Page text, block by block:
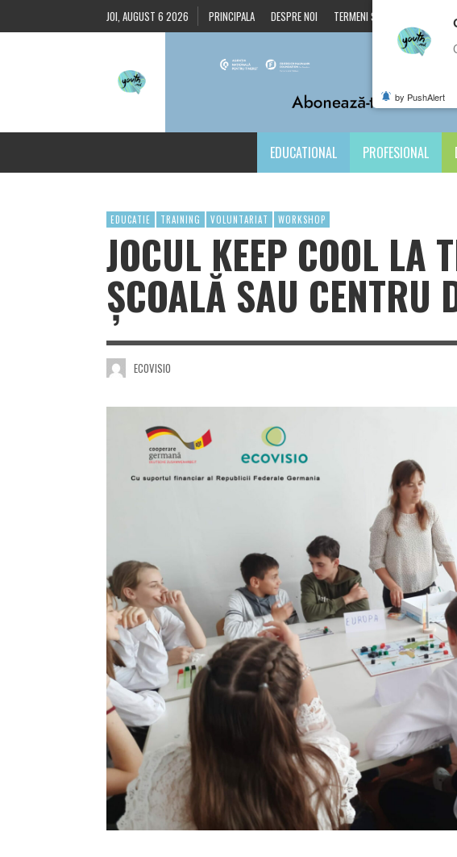
JOI, AUGUST 6 2026 PRINCIPALA DESPRE NOI TERMENI ȘI CONDIȚII
EDUCATIONAL PROFESIONAL
EDUCATIE TRAINING VOLUNTARIAT WORKSHOP
JOCUL KEEP COOL LA
ȘCOALĂ SAU CENTRU
ECOVISIO
by PushAlert